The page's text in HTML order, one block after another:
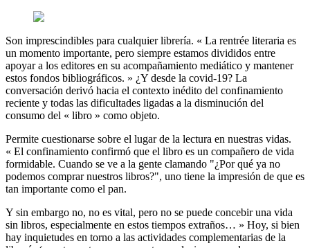
Son imprescindibles para cualquier librería. « La rentrée literaria es
un momento importante, pero siempre estamos divididos entre
apoyar a los editores en su acompañamiento mediático y mantener
estos fondos bibliográficos. » ¿Y desde la covid-19? La
conversación derivó hacia el contexto inédito del confinamiento
reciente y todas las dificultades ligadas a la disminución del
consumo del « libro » como objeto.
Permite cuestionarse sobre el lugar de la lectura en nuestras vidas.
« El confinamiento confirmó que el libro es un compañero de vida
formidable. Cuando se ve a la gente clamando "¿Por qué ya no
podemos comprar nuestros libros?", uno tiene la impresión de que es
tan importante como el pan.
Y sin embargo no, no es vital, pero no se puede concebir una vida
sin libros, especialmente en estos tiempos extraños… » Hoy, si bien
hay inquietudes en torno a las actividades complementarias de la